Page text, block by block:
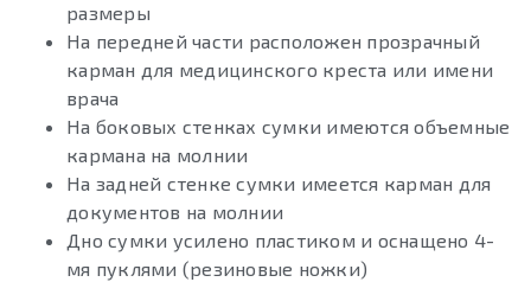
размеры
На передней части расположен прозрачный
карман для медицинского креста или имени
врача
На боковых стенках сумки имеются объемные
кармана на молнии
На задней стенке сумки имеется карман для
документов на молнии
Дно сумки усилено пластиком и оснащено 4-
мя пуклями (резиновые ножки)